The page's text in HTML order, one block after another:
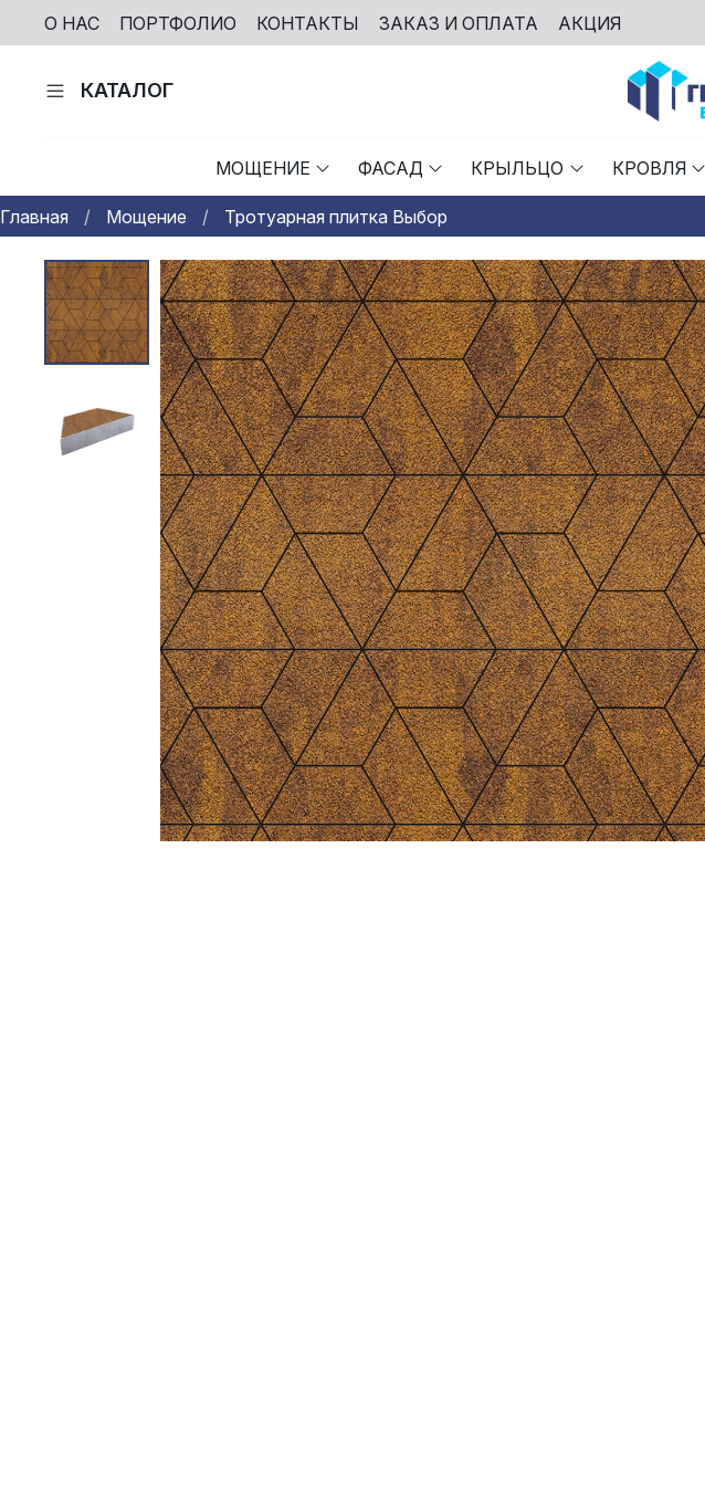
О НАС ПОРТФОЛИО КОНТАКТЫ ЗАКАЗ И ОПЛАТА АКЦИЯ
КАТАЛОГ
МОЩЕНИЕ ФАСАД КРЫЛЬЦО КРОВЛЯ
Главная Мощение Тротуарная плитка Выбор